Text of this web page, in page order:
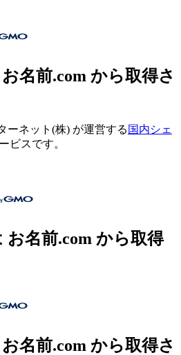
名前.com から取得さ
ーネット(株) が運営する 国内シェ
ビスです。
名前.com から取得さ